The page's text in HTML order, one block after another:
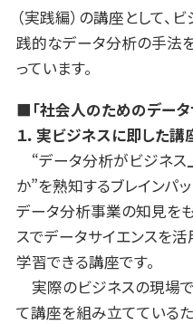
（実践編）の講座として、
践的なデータ分析の手法
っています。
■「社会人のためのデー
１．実ビジネスに即した講
“データ分析がビジネス
か”を熟知するブレインパ
データ分析事業の知見を
スでデータサイエンスを
学習できる講座です。
実際のビジネスの現場
て講座を組み立てている